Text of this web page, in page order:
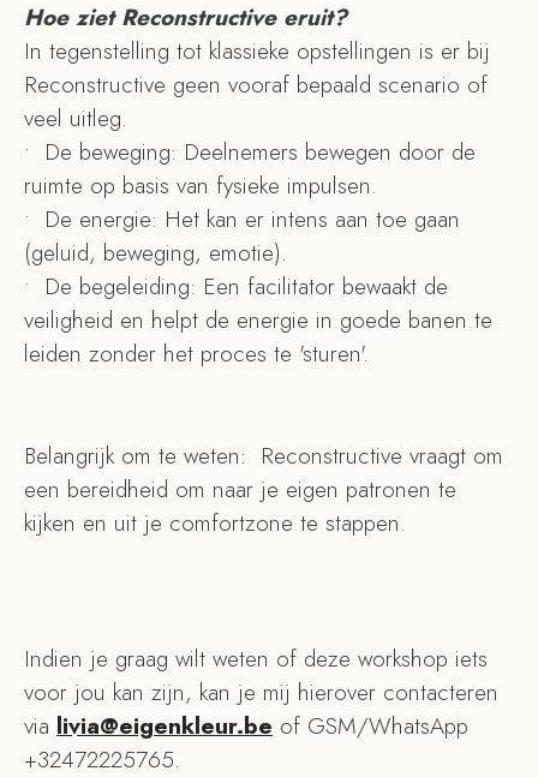
Hoe ziet Reconstructive eruit?
In tegenstelling tot klassieke opstellingen is er bij
Reconstructive geen vooraf bepaald scenario of
veel uitleg.
•⁠ ⁠De beweging: Deelnemers bewegen door de
ruimte op basis van fysieke impulsen.
•⁠ ⁠De energie: Het kan er intens aan toe gaan
(geluid, beweging, emotie).
•⁠ ⁠De begeleiding: Een facilitator bewaakt de
veiligheid en helpt de energie in goede banen te
leiden zonder het proces te 'sturen'.
Belangrijk om te weten: Reconstructive vraagt om
een bereidheid om naar je eigen patronen te
kijken en uit je comfortzone te stappen.
Indien je graag wilt weten of deze workshop iets
voor jou kan zijn, kan je mij hierover contacteren
via livia@eigenkleur.be of GSM/WhatsApp
+32472225765.